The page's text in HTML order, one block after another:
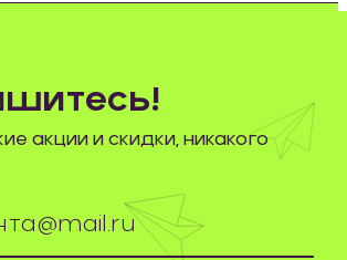
акции и скидки, никакого